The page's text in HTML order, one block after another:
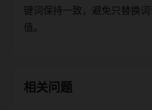
键词保持一致，避免只替换
值。
相关问题